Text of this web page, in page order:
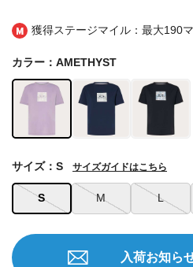
獲得ステージマイル：最大190
カラー：AMETHYST
S M L
サイズ：S サイズガイドはこちら
入荷お知ら